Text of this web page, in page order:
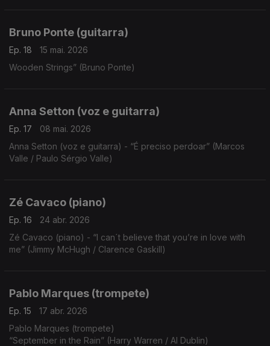
Bruno Ponte (guitarra)
Ep. 18
15 mai. 2026
Wooden Strings” (Bruno Ponte)
Anna Setton (voz e guitarra)
Ep. 17
08 mai. 2026
Anna Setton (voz e guitarra) - “É preciso perdoar” (Marcos
Valle / Paulo Sérgio Valle)
Zé Cavaco (piano)
Ep. 16
24 abr. 2026
Zé Cavaco (piano) - “I can´t believe that you’re in love with
me” (Jimmy McHugh / Clarence Gaskill)
Pablo Marques (trompete)
Ep. 15
17 abr. 2026
Pablo Marques (trompete)
“September in the Rain” (Harry Warren / Al Dublin)